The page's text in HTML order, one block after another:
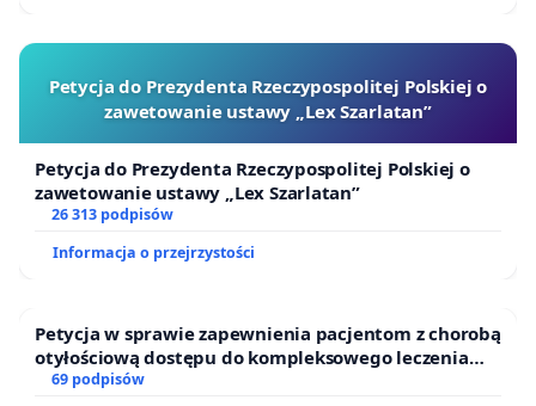
Petycja do Prezydenta Rzeczypospolitej Polskiej o
zawetowanie ustawy „Lex Szarlatan”
Petycja do Prezydenta Rzeczypospolitej Polskiej o
zawetowanie ustawy „Lex Szarlatan”
26 313 podpisów
Informacja o przejrzystości
Petycja w sprawie zapewnienia pacjentom z chorobą
otyłościową dostępu do kompleksowego leczenia
oraz programów profilaktycznych.
69 podpisów